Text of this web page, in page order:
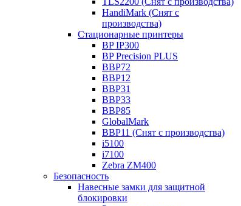
HandiMark (Снят с
производства)
Стационарные принтеры
BP IP300
BP Precision PLUS
BBP72
BBP12
BBP31
BBP33
BBP85
GlobalMark
BBP11 (Снят с производства)
i5100
i7100
Zebra ZM400
Безопасность
Навесные замки для защитной
блокировки